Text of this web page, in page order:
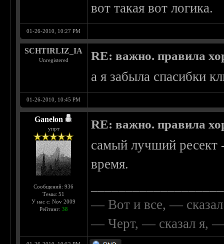
вот такая вот логика.
01-26-2010, 10:27 PM
SCHTIRLIZ_IA
Unregistered RE: важно. правила
а я забыла спасибки
01-26-2010, 10:45 PM
Ganelon
упрт
Сообщений: 936
Темы: 51
У нас с: Nov 2009
Рейтинг: 38
RE: важно. правила
самый лучший ресект
время.
— Вот и все, —
— Черт, — сказал я, —